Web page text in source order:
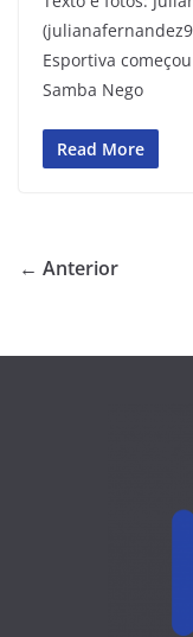
Esportiva
Samba Nego
Read More
← Anterior